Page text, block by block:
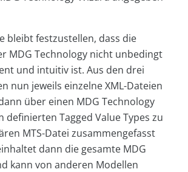
bleibt festzustellen, dass die
MDG Technology nicht unbedingt
und intuitiv ist. Aus den drei
nun jeweils einzelne XML-Dateien
über einen MDG Technology
definierten Tagged Value Types zu
MTS-Datei zusammengefasst
dann die gesamte MDG
kann von anderen Modellen